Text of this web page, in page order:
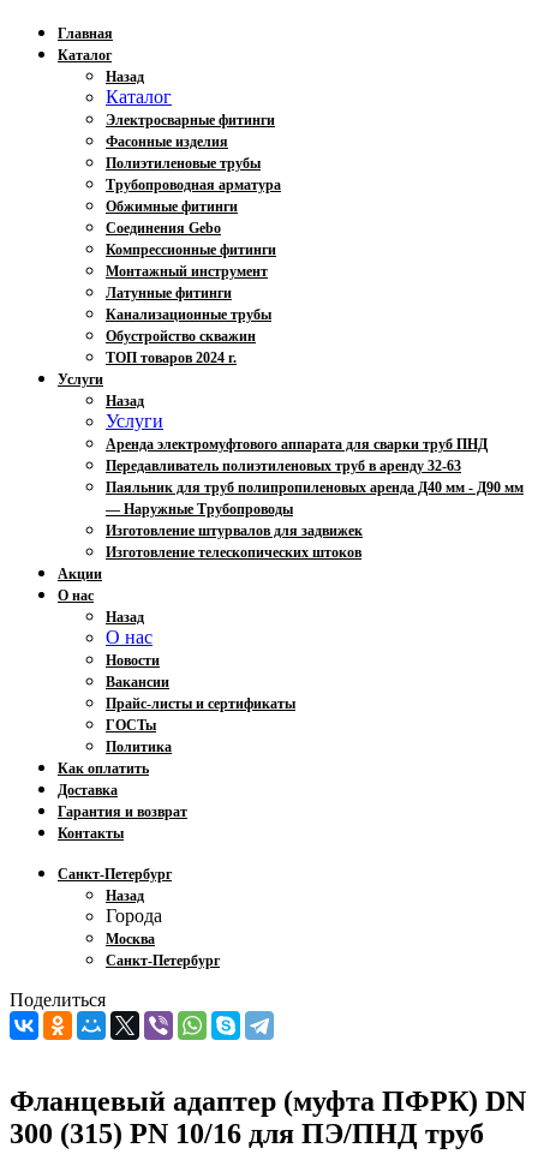
Главная
Каталог
Назад
Каталог
Электросварные фитинги
Фасонные изделия
Полиэтиленовые трубы
Трубопроводная арматура
Обжимные фитинги
Соединения Gebo
Компрессионные фитинги
Монтажный инструмент
Латунные фитинги
Канализационные трубы
Обустройство скважин
ТОП товаров 2024 г.
Услуги
Назад
Услуги
Аренда электромуфтового аппарата для сварки труб ПНД
Передавливатель полиэтиленовых труб в аренду 32-63
Паяльник для труб полипропиленовых аренда Д40 мм - Д90 мм
— Наружные Трубопроводы
Изготовление штурвалов для задвижек
Изготовление телескопических штоков
Акции
О нас
Назад
О нас
Новости
Вакансии
Прайс-листы и сертификаты
ГОСТы
Политика
Как оплатить
Доставка
Гарантия и возврат
Контакты
Санкт-Петербург
Назад
Города
Москва
Санкт-Петербург
Поделиться
Фланцевый адаптер (муфта ПФРК) DN
300 (315) PN 10/16 для ПЭ/ПНД труб